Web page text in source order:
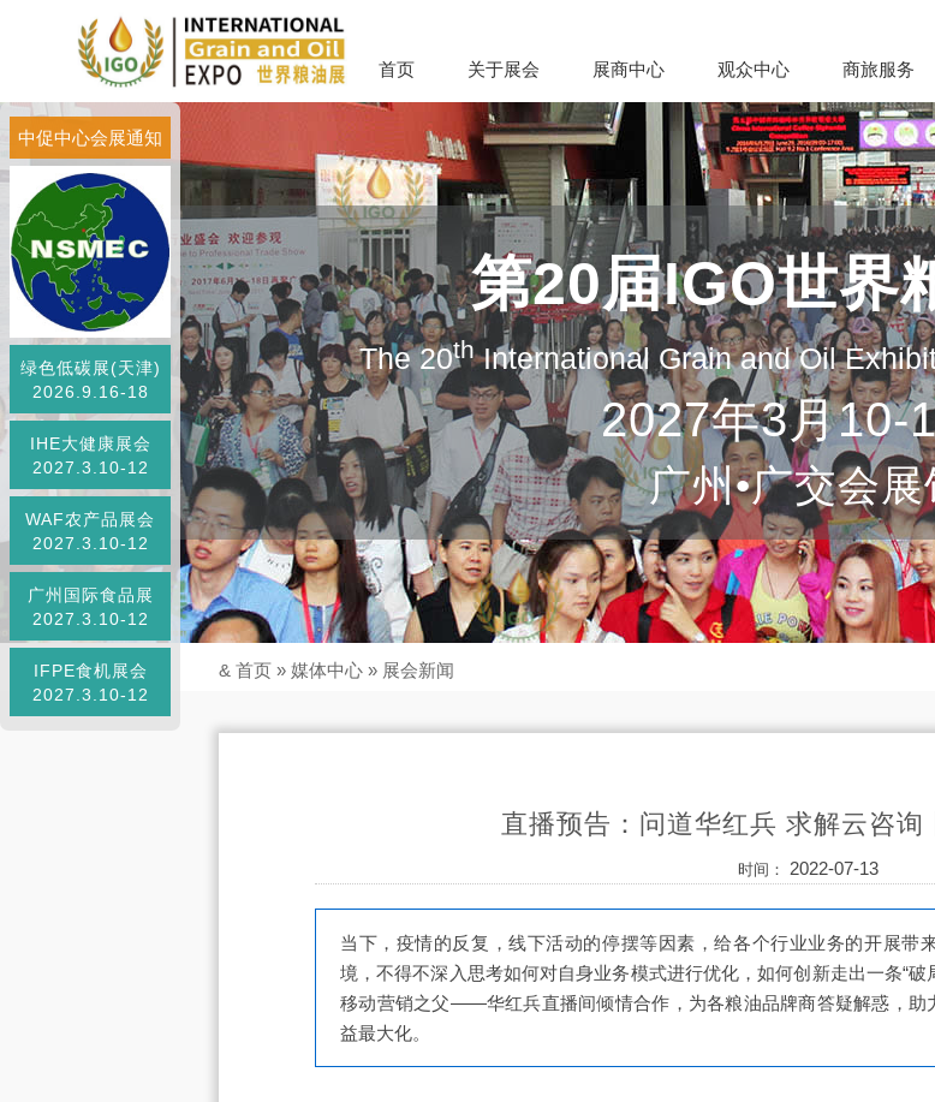
首页 关于展会 展商中心 观众中心 商旅服务
第20届IGO世界
The 20thInternational Grain and Oil
2027年3月10-
广州•广交会展
中促中心会展通知
绿色低碳展(天津)
2026.9.16-18
IHE大健康展会
2027.3.10-12
WAF农产品展会
2027.3.10-12
广州国际食品展
2027.3.10-12
IFPE食机展会
2027.3.10-12
& 首页 » 媒体中心 » 展会新闻
直播预告：问道华红兵 求解云咨询
时间： 2022-07-13
当下，疫情的反复，线下活动的停摆等因素，给各个行业业务的开展带
境，不得不深入思考如何对自身业务模式进行优化，如何创新走出一条“
移动营销之父——华红兵直播间倾情合作，为各粮油品牌商答疑解惑，助
益最大化。